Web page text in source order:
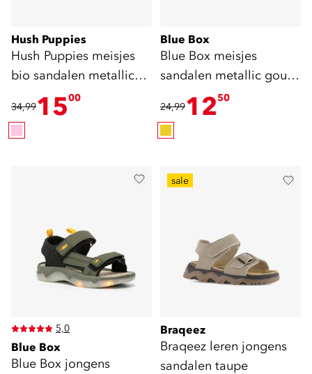
Hush Puppies
Hush Puppies meisjes
bio sandalen metallic
34,991500
Blue Box
Blue Box meisjes
sandalen metallic goud
24,991250
5,0
Blue Box
Blue Box jongens
sale
Braqeez
Braqeez leren jongens
sandalen taupe